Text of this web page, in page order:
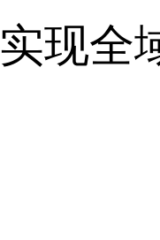
实现全